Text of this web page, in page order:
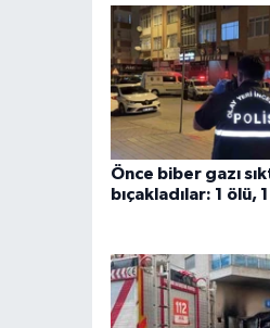
Önce biber gazı
bıçakladılar: 1 ölü,